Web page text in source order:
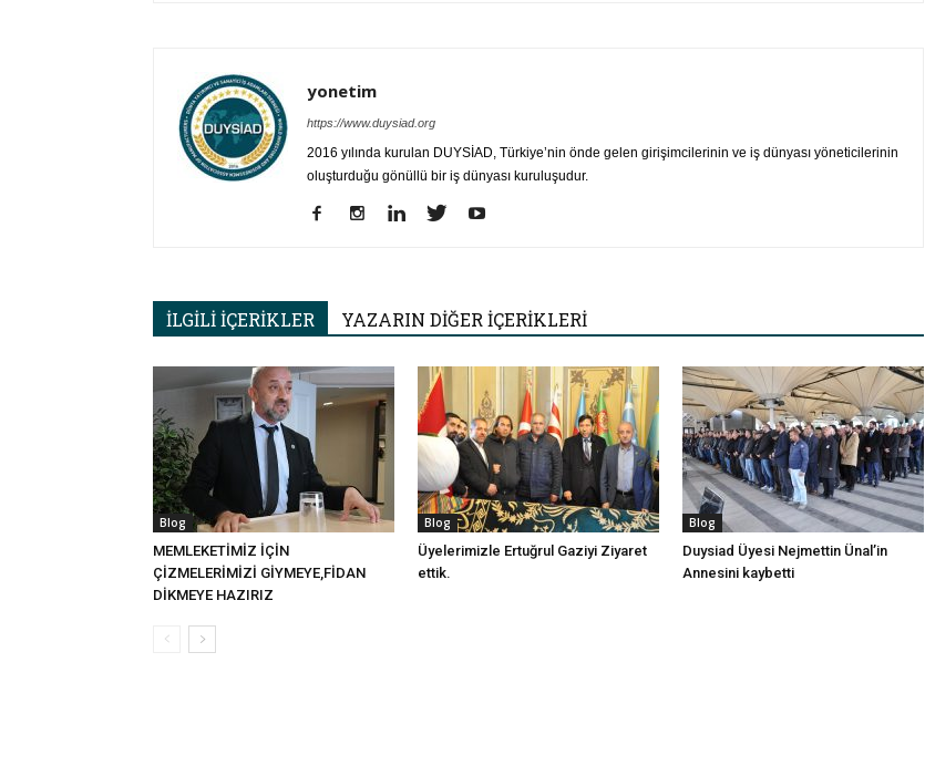
yonetim
https://www.duysiad.org
2016 yılında kurulan DUYSİAD, Türkiye’nin önde gelen girişimcilerinin ve iş dünyası yöneticilerinin
oluşturduğu gönüllü bir iş dünyası kuruluşudur.
İLGİLİ İÇERİKLER YAZARIN DİĞER İÇERİKLERİ
Blog
MEMLEKETİMİZ İÇİN
ÇİZMELERİMİZİ GİYMEYE,FİDAN
DİKMEYE HAZIRIZ
Blog
Üyelerimizle Ertuğrul Gaziyi Ziyaret
ettik.
Blog
Duysiad Üyesi Nejmettin Ünal’in
Annesini kaybetti